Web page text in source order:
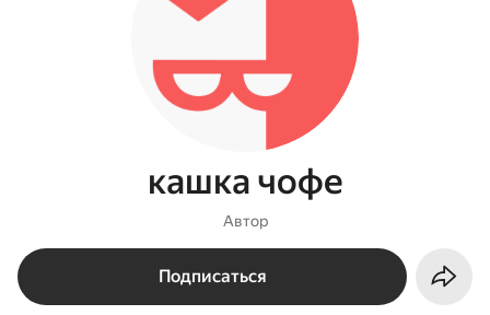
кашка чофе
Автор
Подписаться